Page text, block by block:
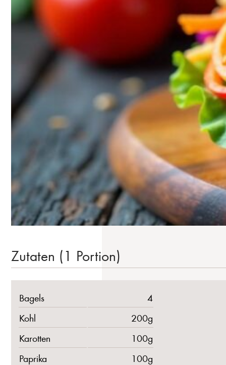
Zutaten (1 Portion)
Bagels
4
Kohl
200g
Karotten
100g
Paprika
100g